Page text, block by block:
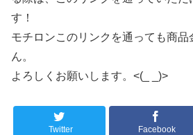
す！
モチロンこのリンクを通っても商
ん。
よろしくお願いします。<(_ _)>
Twitter Facebook